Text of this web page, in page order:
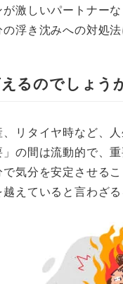
激しいパートナ
浮き沈みへの対処
るのでしょう
リタイヤ時など、
の間は流動的で
気分を安定させる
えていると言わざる